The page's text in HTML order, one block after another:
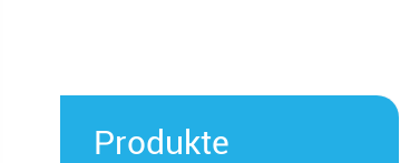
Produkte